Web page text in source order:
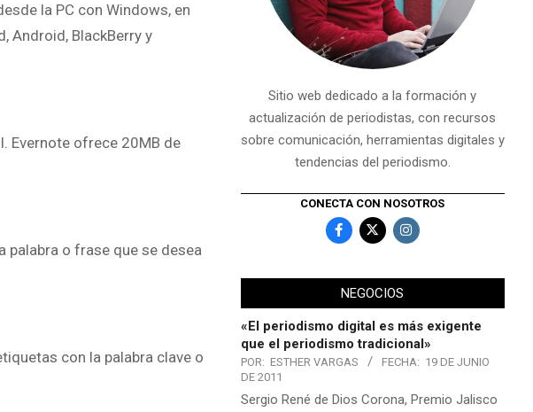
la PC con Windows, en
Android, BlackBerry y
Evernote ofrece 20MB de
palabra o frase que se desea
con la palabra clave o
Sitio web dedicado a la formación y
actualización de periodistas, con recursos
sobre comunicación, herramientas digitales y
tendencias del periodismo.
CONECTA CON NOSOTROS
NEGOCIOS
«El periodismo digital es más exigente
que el periodismo tradicional»
POR: ESTHER VARGAS FECHA: 19 DE JUNIO
DE 2011
Sergio René de Dios Corona, Premio Jalisco